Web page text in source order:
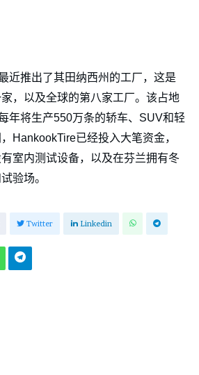
近推出了其田纳西州的工厂，这是
，以及全球的第八家工厂。该占地
年将生产550万条的轿车、SUV和轻
HankookTire已经投入大笔资金，
室内测试设备，以及在芬兰拥有冬
验场。
Twitter Linkedin